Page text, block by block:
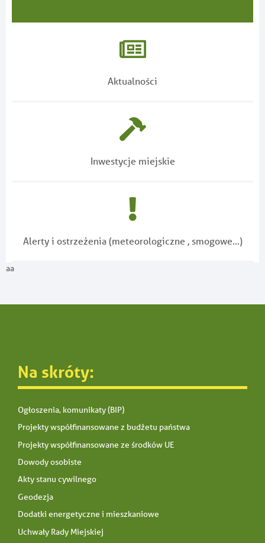
Aktualności
Inwestycje miejskie
Alerty i ostrzeżenia (meteorologiczne , smogowe...)
aa
Na skróty:
Ogłoszenia, komunikaty (BIP)
Projekty współfinansowane z budżetu państwa
Projekty współfinansowane ze środków UE
Dowody osobiste
Akty stanu cywilnego
Geodezja
Dodatki energetyczne i mieszkaniowe
Uchwały Rady Miejskiej